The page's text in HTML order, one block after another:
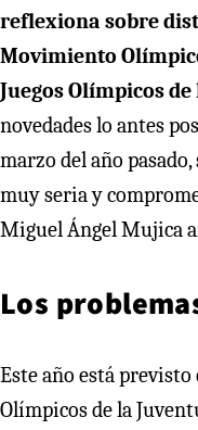
reflexiona sobre
Movimiento
Juegos Olímpicos
novedades lo antes
marzo del año
muy seria y
Miguel Ángel Mujica
Los
Este año está previsto
Olímpicos de la